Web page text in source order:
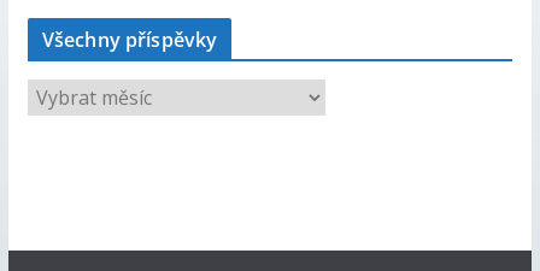
Všechny příspěvky
š